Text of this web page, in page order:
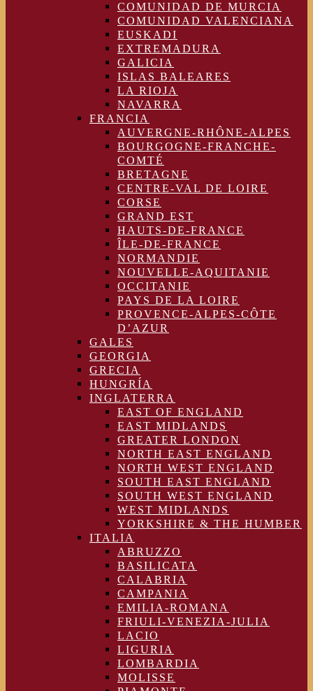
COMUNIDAD DE MURCIA
COMUNIDAD VALENCIANA
EUSKADI
EXTREMADURA
GALICIA
ISLAS BALEARES
LA RIOJA
NAVARRA
FRANCIA
AUVERGNE-RHÔNE-ALPES
BOURGOGNE-FRANCHE-
COMTÉ
BRETAGNE
CENTRE-VAL DE LOIRE
CORSE
GRAND EST
HAUTS-DE-FRANCE
ÎLE-DE-FRANCE
NORMANDIE
NOUVELLE-AQUITANIE
OCCITANIE
PAYS DE LA LOIRE
PROVENCE-ALPES-CÔTE
D’AZUR
GALES
GEORGIA
GRECIA
HUNGRÍA
INGLATERRA
EAST OF ENGLAND
EAST MIDLANDS
GREATER LONDON
NORTH EAST ENGLAND
NORTH WEST ENGLAND
SOUTH EAST ENGLAND
SOUTH WEST ENGLAND
WEST MIDLANDS
YORKSHIRE & THE HUMBER
ITALIA
ABRUZZO
BASILICATA
CALABRIA
CAMPANIA
EMILIA-ROMANA
FRIULI-VENEZIA-JULIA
LACIO
LIGURIA
LOMBARDIA
MOLISSE